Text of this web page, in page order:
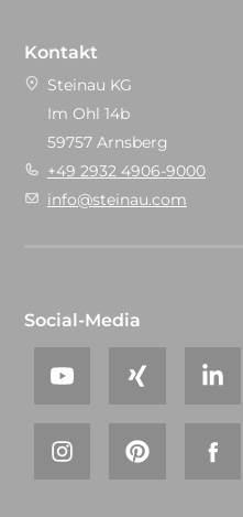
Kontakt
Steinau KG
Im Ohl 14b
59757 Arnsberg
+49 2932 4906-9000
info@steinau.com
Social-Media